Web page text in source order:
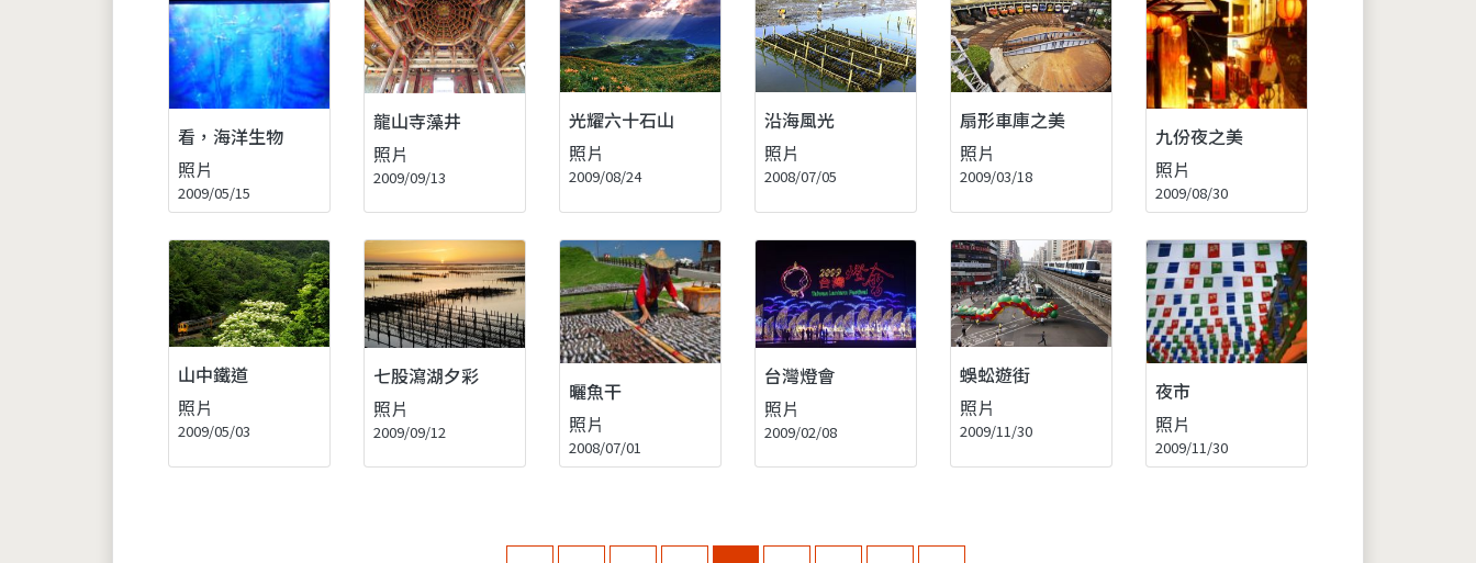
看，海洋生物
照片
2009/05/15
龍山寺藻井
照片
2009/09/13
光耀六十石山
照片
2009/08/24
沿海風光
照片
2008/07/05
扇形車庫之美
照片
2009/03/18
九份夜之美
照片
2009/08/30
山中鐵道
照片
2009/05/03
七股瀉湖夕彩
照片
2009/09/12
曬魚干
照片
2008/07/01
台灣燈會
照片
2009/02/08
蜈蚣遊街
照片
2009/11/30
夜市
照片
2009/11/30